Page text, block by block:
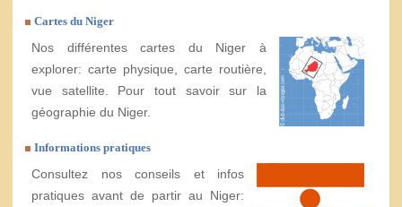
Cartes du Niger
Nos différentes cartes du Niger à
explorer: carte physique, carte routière,
vue satellite. Pour tout savoir sur la
géographie du Niger.
Informations pratiques
Consultez nos conseils et infos
pratiques avant de partir au Niger: